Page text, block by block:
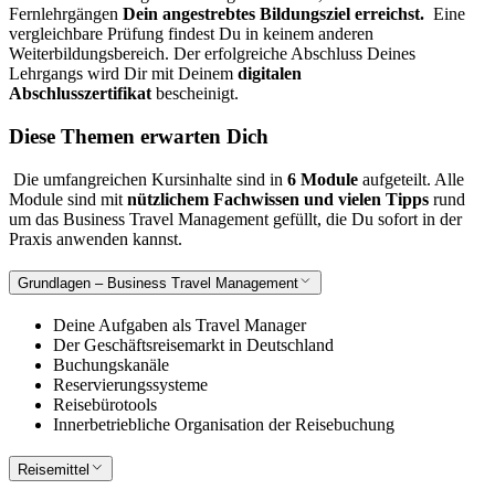
Fernlehrgängen Dein angestrebtes Bildungsziel erreichst. Eine
vergleichbare Prüfung findest Du in keinem anderen
Weiterbildungsbereich. Der erfolgreiche Abschluss Deines
Lehrgangs wird Dir mit Deinem digitalen
Abschlusszertifikat bescheinigt.
Diese Themen erwarten Dich
Die umfangreichen Kursinhalte sind in 6 Module aufgeteilt. Alle
Module sind mit nützlichem Fachwissen und vielen Tipps rund
um das Business Travel Management gefüllt, die Du sofort in der
Praxis anwenden kannst.
Grundlagen – Business Travel Management
Deine Aufgaben als Travel Manager
Der Geschäftsreisemarkt in Deutschland
Buchungskanäle
Reservierungssysteme
Reisebürotools
Innerbetriebliche Organisation der Reisebuchung
Reisemittel